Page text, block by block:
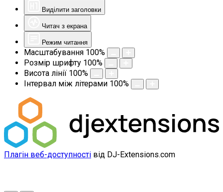
Виділити заголовки
Читач з екрана
Режим читання
Масштабування 100%
Розмір шрифту 100%
Висота лінії 100%
Інтервал між літерами 100%
Плагін веб-доступності від DJ-Extensions.com